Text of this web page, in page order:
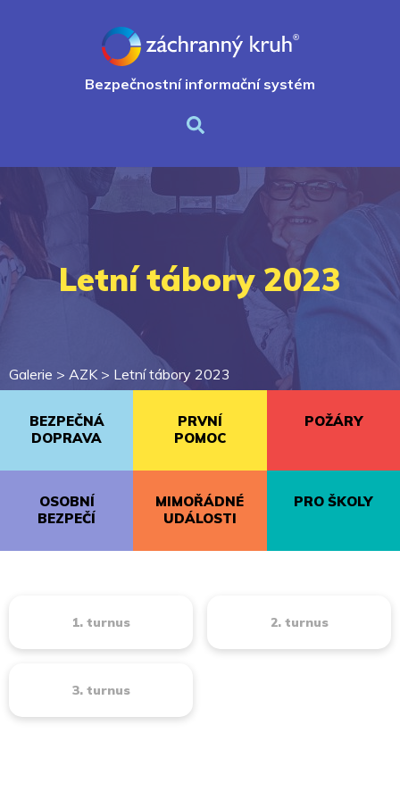
Bezpečnostní informační systém
Letní tábory 2023
Galerie > AZK> Letní tábory 2023
BEZPEČNÁ
DOPRAVA
PRVNÍ
POMOC
POŽÁRY
OSOBNÍ
BEZPEČÍ
MIMOŘÁDNÉ
UDÁLOSTI
PRO ŠKOLY
1. turnus 2. turnus
3. turnus